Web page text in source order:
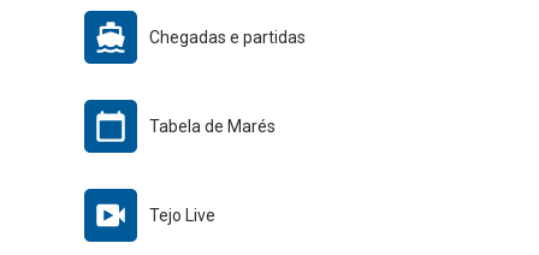
Chegadas e partidas
Tabela de Marés
Tejo Live